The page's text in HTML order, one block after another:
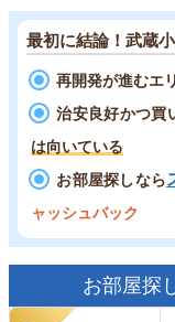
最初に結論！武蔵
再開発が進むエ
治安良好かつ買
は向いている
お部屋探しなら
ャッシュバック
お部屋探